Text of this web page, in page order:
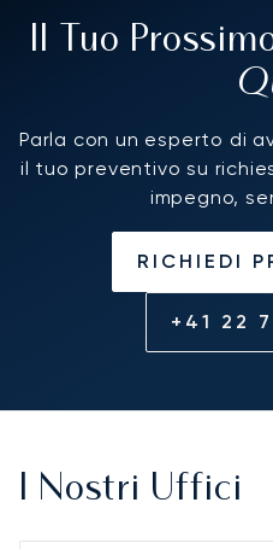
Il Tuo
Parla con un esperto di
il tuo preventivo su
impegno,
RICHIEDI
+41 22
I Nostri Uffici